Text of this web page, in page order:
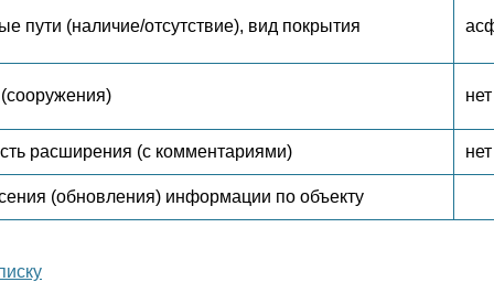
пути (наличие/отсутствие), вид покрытия
нет
расширения (с комментариями) нет
(обновления) информации по объекту